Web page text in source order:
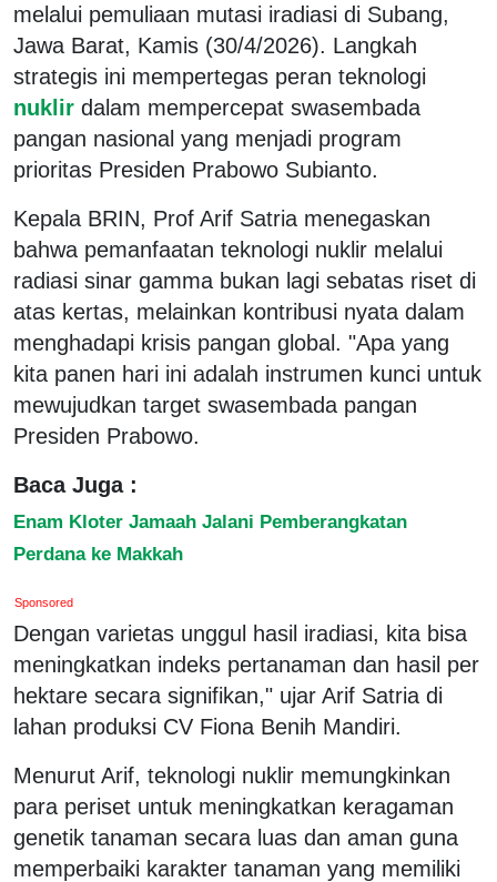
melalui pemuliaan mutasi iradiasi di Subang,
Jawa Barat, Kamis (30/4/2026). Langkah
strategis ini mempertegas peran teknologi
nuklir dalam mempercepat swasembada
pangan nasional yang menjadi program
prioritas Presiden Prabowo Subianto.
Kepala BRIN, Prof Arif Satria menegaskan
bahwa pemanfaatan teknologi nuklir melalui
radiasi sinar gamma bukan lagi sebatas riset di
atas kertas, melainkan kontribusi nyata dalam
menghadapi krisis pangan global. "Apa yang
kita panen hari ini adalah instrumen kunci untuk
mewujudkan target swasembada pangan
Presiden Prabowo.
Baca Juga :
Enam Kloter Jamaah Jalani Pemberangkatan
Perdana ke Makkah
Sponsored
Dengan varietas unggul hasil iradiasi, kita bisa
meningkatkan indeks pertanaman dan hasil per
hektare secara signifikan," ujar Arif Satria di
lahan produksi CV Fiona Benih Mandiri.
Menurut Arif, teknologi nuklir memungkinkan
para periset untuk meningkatkan keragaman
genetik tanaman secara luas dan aman guna
memperbaiki karakter tanaman yang memiliki